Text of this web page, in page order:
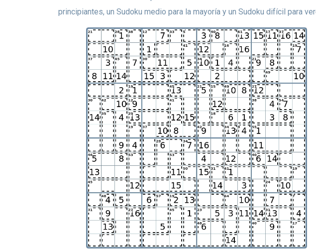
principiantes, un Sudoku medio para la mayoría y un Sudoku difícil para